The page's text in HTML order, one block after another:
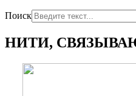
Поиск
НИТИ,